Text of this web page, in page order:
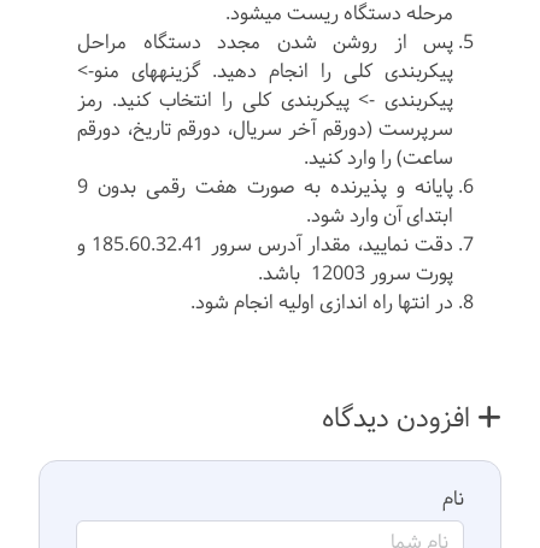
مرحله دستگاه ریست می­شود.
پس از روشن شدن مجدد دستگاه مراحل
پیکربندی کلی را انجام دهید. گزینه­های منو->
پیکربندی -> پیکربندی کلی را انتخاب کنید. رمز
سرپرست (دورقم آخر سریال، دورقم تاریخ، دورقم
ساعت) را وارد کنید.
پایانه و پذیرنده به صورت هفت رقمی بدون 9
ابتدای آن وارد شود.
دقت نمایید، مقدار آدرس سرور 185.60.32.41 و
پورت سرور 12003 باشد.
در انتها راه اندازی اولیه انجام شود.
افزودن دیدگاه
نام